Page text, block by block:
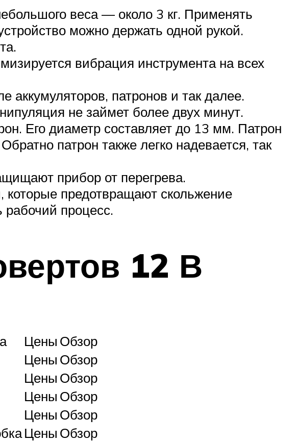
веса — около 3 кг. Применять
можно держать одной рукой.
вибрация инструмента на всех
аккумуляторов, патронов и так далее.
не займет более двух минут.
Его диаметр составляет до 13 мм. Патрон
патрон также легко надевается, так
прибор от перегрева.
предотвращают скольжение
рабочий процесс.
12 В
Цены Обзор
Цены Обзор
Цены Обзор
Цены Обзор
Цены Обзор
Цены Обзор